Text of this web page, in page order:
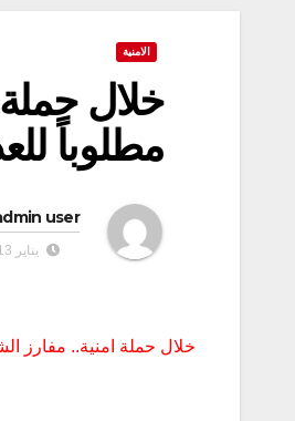
الامنية
مطلوباً
user
يناير 13, 2025
خلال حملة امنية.. مفارز الشرطة تلقي